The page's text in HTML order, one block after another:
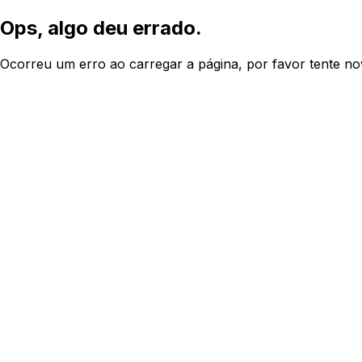
Ops, algo deu errado.
Ocorreu um erro ao carregar a página, por favor tente